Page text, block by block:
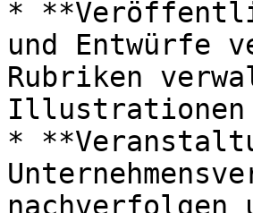
*
und Entwürfe
Rubriken
Illustrationen
*